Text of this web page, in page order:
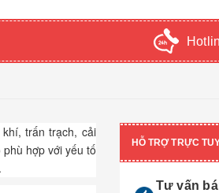
trấn trạch, cải
hợp với yếu tố
HỖ TRỢ TRỰC
Tư vấn